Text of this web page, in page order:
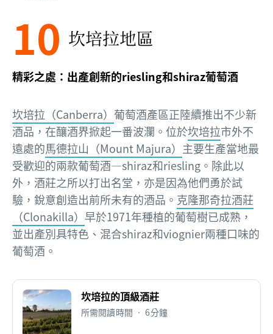
10 坎培拉地區
精彩之處：出產創新的riesling和shiraz葡萄酒
坎培拉（Canberra） 葡萄酒產區正陸續推出不少新
酒品，在釀酒界掀起一番波瀾。位於坎培拉市外不
遠處的馬德拉山（Mount Majura） 主要生產當地最
受歡迎的兩款葡萄酒—shiraz和riesling。除此以
外，酒莊之所以打出名堂，亦是因為他們勇於試
驗，銳意創造出前所未有的酒品。 克隆那奇拉酒莊
（Clonakilla） 早於1971年種植的葡萄樹已成熟，
並出產別具特色、混合shiraz和viognier兩種口味的
葡萄酒。
坎培拉的頂級酒莊
所需閱讀時間 • 6分鐘